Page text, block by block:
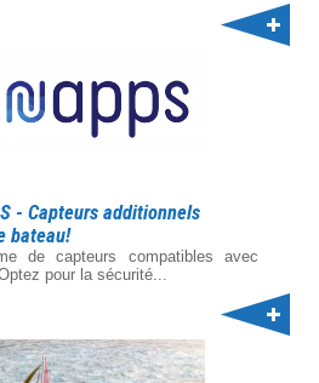
- Capteurs additionnels
bateau!
de capteurs compatibles avec
pour la sécurité...